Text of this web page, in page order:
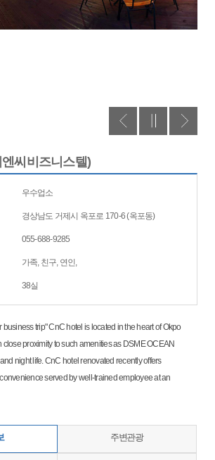
씨비즈니스텔)
우수업소
경상남도 거제시 옥포로 170-6 (옥포동)
055-688-9285
가족, 친구, 연인,
38실
business trip" CnC hotel is located in the heart of Okpo
close proximity to such amenities as DSME OCEAN
night life. CnC hotel renovated recently offers
served by well-trained employee at an
주변관광